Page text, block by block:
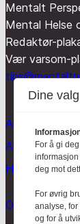
Mentalt
Mental Helse
Redaktør-
Vær varsom-
Aktuelt
Anmeldt
Hodebry
Om oss
Dine
For å gi
informasjon
deg mot
For øvrig
analyse,
og for å